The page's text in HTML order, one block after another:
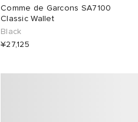
Comme de Garcons SA7100
Classic Wallet
Black
¥27,125